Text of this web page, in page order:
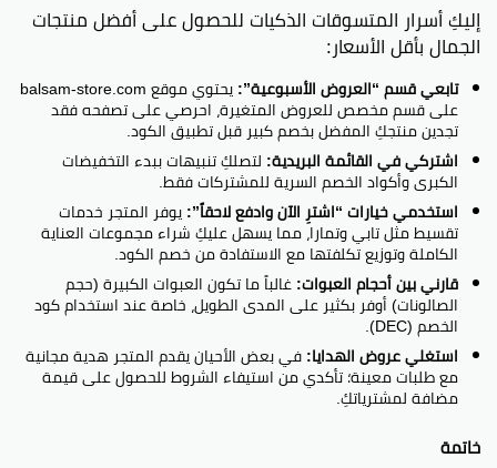
إليكِ أسرار المتسوقات الذكيات للحصول على أفضل منتجات
الجمال بأقل الأسعار:
تابعي قسم “العروض الأسبوعية”: يحتوي موقع balsam-store.com
على قسم مخصص للعروض المتغيرة، احرصي على تصفحه فقد
تجدين منتجكِ المفضل بخصم كبير قبل تطبيق الكود.
اشتركي في القائمة البريدية: لتصلكِ تنبيهات ببدء التخفيضات
الكبرى وأكواد الخصم السرية للمشتركات فقط.
استخدمي خيارات “اشترِ الآن وادفع لاحقاً”:يوفر المتجر خدمات
تقسيط مثل تابي وتمارا، مما يسهل عليكِ شراء مجموعات العناية
الكاملة وتوزيع تكلفتها مع الاستفادة من خصم الكود.
قارني بين أحجام العبوات:غالباً ما تكون العبوات الكبيرة (حجم
الصالونات) أوفر بكثير على المدى الطويل، خاصة عند استخدام كود
الخصم (DEC).
استغلي عروض الهدايا:في بعض الأحيان يقدم المتجر هدية مجانية
مع طلبات معينة؛ تأكدي من استيفاء الشروط للحصول على قيمة
مضافة لمشترياتكِ.
خاتمة